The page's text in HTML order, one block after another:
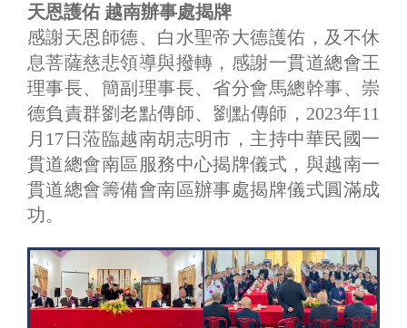
天恩護佑 越南辦事處揭牌
感謝天恩師德、白水聖帝大德護佑，及不休
息菩薩慈悲領導與撥轉，感謝一貫道總會王
理事長、簡副理事長、省分會馬總幹事、崇
德負責群劉老點傳師、劉點傳師，2023年11
月17日蒞臨越南胡志明市，主持中華民國一
貫道總會南區服務中心揭牌儀式，與越南一
貫道總會籌備會南區辦事處揭牌儀式圓滿成
功。